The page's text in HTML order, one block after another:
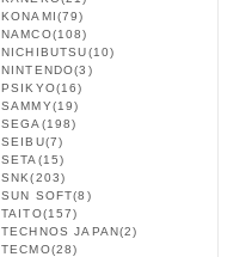
KONAMI(79)
NAMCO(108)
NICHIBUTSU(10)
NINTENDO(3)
PSIKYO(16)
SAMMY(19)
SEGA (198)
SEIBU(7)
SETA (15)
SNK(203)
SUN SOFT(8)
TAITO(157)
TECHNOS JAPAN(2)
TECMO(28)